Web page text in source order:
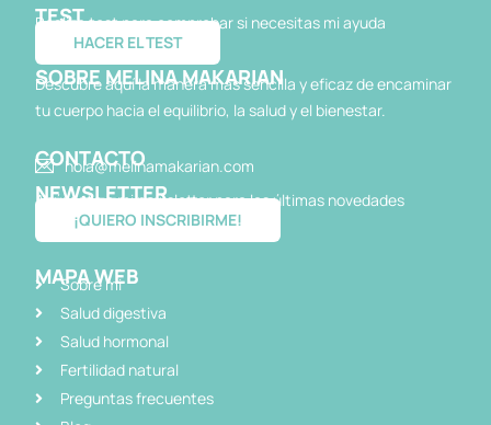
TEST
Realiza test para comprobar si necesitas mi ayuda
HACER EL TEST
SOBRE MELINA MAKARIAN
Descubre aquí la manera más sencilla y eficaz de encaminar
tu cuerpo hacia el equilibrio, la salud y el bienestar.
CONTACTO
hola@melinamakarian.com
NEWSLETTER
Apúntate a mi newsletter para las últimas novedades
¡QUIERO INSCRIBIRME!
MAPA WEB
Sobre mi
Salud digestiva
Salud hormonal
Fertilidad natural
Preguntas frecuentes